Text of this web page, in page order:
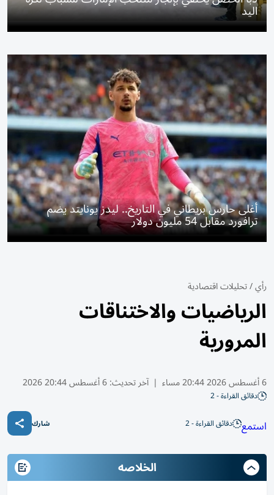
اليد
أغلى حارس بريطاني في التاريخ.. ليدز يونايتد يضم
ترافورد مقابل 54 مليون دولار
رأي/تحليلات اقتصادية
الرياضيات والاختناقات
المرورية
6 أغسطس 2026 20:44 مساء | آخر تحديث:6 أغسطس 20:44 2026
دقائق القراءة - 2
استمع دقائق القراءة - 2 شارك
الخلاصه